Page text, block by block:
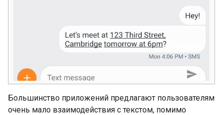
Большинство приложений предлагают пользователям
очень мало взаимодействия с текстом, помимо